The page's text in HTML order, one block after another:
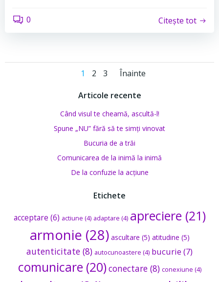
0 Citește tot
Posts
navigation
Page
1 Page
2 Page
3
Posts
navigation
Înainte
Articole recente
Când visul te cheamă, ascultă-l!
Spune „NU” fără să te simți vinovat
Bucuria de a trăi
Comunicarea de la inimă la inimă
De la confuzie la acțiune
Etichete
acceptare (6) actiune (4) adaptare (4) apreciere(21)
armonie (28) ascultare (5) atitudine (5)
autenticitate (8) autocunoastere (4) bucurie (7)
comunicare (20) conectare(8) conexiune (4)